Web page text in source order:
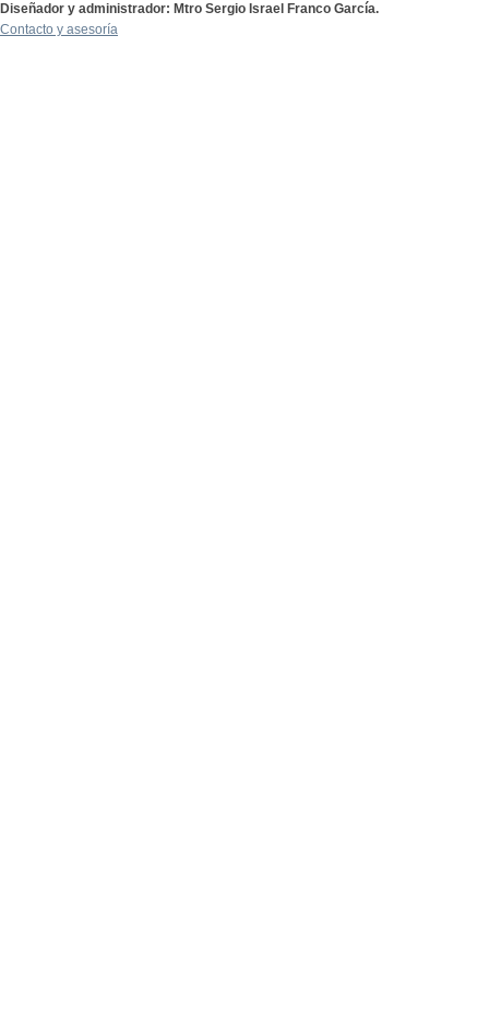
Diseñador y administrador: Mtro Sergio Israel Franco García.
Contacto y asesoría